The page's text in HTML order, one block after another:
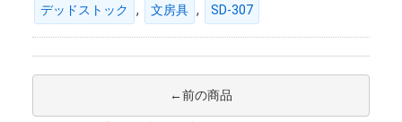
デッドストック , 文房具 , SD-307
前の商品